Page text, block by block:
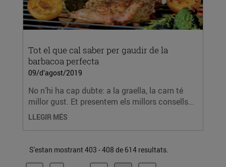
Tot el que cal saber per gaudir de la
barbacoa perfecta
09/d’agost/2019
No n’hi ha cap dubte: a la graella, la carn té
millor gust. Et presentem els millors consells...
LLEGIR MÉS
S'estan mostrant 403 - 408 de 614 resultats.